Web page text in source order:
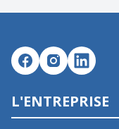
L'ENTREPRISE